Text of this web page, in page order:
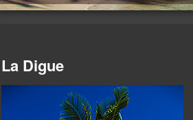
La Digue